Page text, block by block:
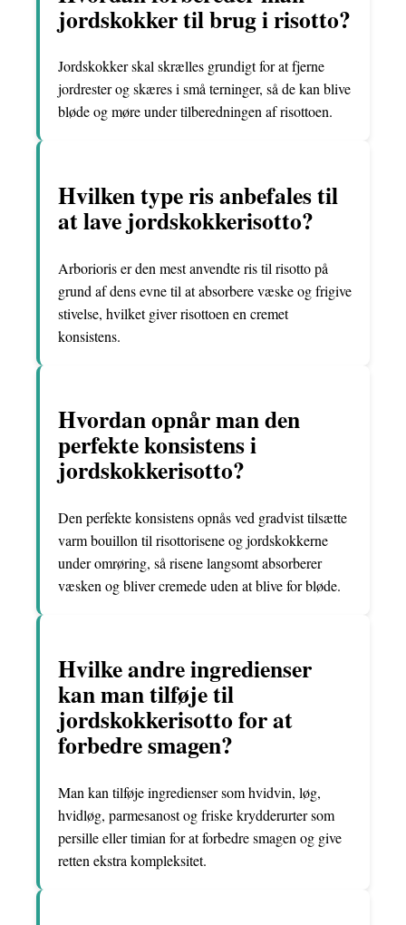
jordskokker til brug i risotto?
Jordskokker skal skrælles grundigt for at fjerne
jordrester og skæres i små terninger, så de kan blive
bløde og møre under tilberedningen af risottoen.
Hvilken type ris anbefales til
at lave jordskokkerisotto?
Arborioris er den mest anvendte ris til risotto på
grund af dens evne til at absorbere væske og frigive
stivelse, hvilket giver risottoen en cremet
konsistens.
Hvordan opnår man den
perfekte konsistens i
jordskokkerisotto?
Den perfekte konsistens opnås ved gradvist tilsætte
varm bouillon til risottorisene og jordskokkerne
under omrøring, så risene langsomt absorberer
væsken og bliver cremede uden at blive for bløde.
Hvilke andre ingredienser
kan man tilføje til
jordskokkerisotto for at
forbedre smagen?
Man kan tilføje ingredienser som hvidvin, løg,
hvidløg, parmesanost og friske krydderurter som
persille eller timian for at forbedre smagen og give
retten ekstra kompleksitet.